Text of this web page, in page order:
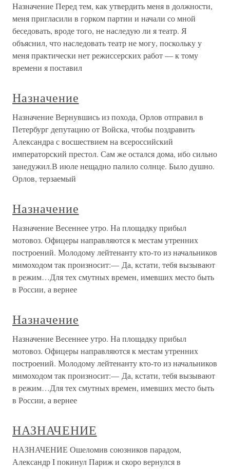
Назначение Перед тем, как утвердить меня в должности,
меня пригласили в горком партии и начали со мной
беседовать, вроде того, не наследую ли я театр. Я
объяснил, что наследовать театр не могу, поскольку у
меня практически нет режиссерских работ — к тому
времени я поставил
Назначение
Назначение Вернувшись из похода, Орлов отправил в
Петербург депутацию от Войска, чтобы поздравить
Александра с восшествием на всероссийский
императорский престол. Сам же остался дома, ибо сильно
занедужил.В июле нещадно палило солнце. Было душно.
Орлов, терзаемый
Назначение
Назначение Весеннее утро. На площадку прибыл
мотовоз. Офицеры направляются к местам утренних
построений. Молодому лейтенанту кто-то из начальников
мимоходом так произносит:— Да, кстати, тебя вызывают
в режим…Для тех смутных времен, имевших место быть
в России, а вернее
Назначение
Назначение Весеннее утро. На площадку прибыл
мотовоз. Офицеры направляются к местам утренних
построений. Молодому лейтенанту кто-то из начальников
мимоходом так произносит:— Да, кстати, тебя вызывают
в режим…Для тех смутных времен, имевших место быть
в России, а вернее
НАЗНАЧЕНИЕ
НАЗНАЧЕНИЕ Ошеломив союзников парадом,
Александр I покинул Париж и скоро вернулся в